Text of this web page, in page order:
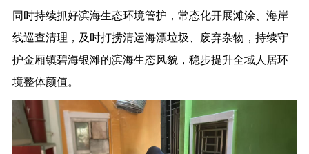
同时持续抓好滨海生态环境管护，常态化开展滩涂、海岸
线巡查清理，及时打捞清运海漂垃圾、废弃杂物，持续守
护金厢镇碧海银滩的滨海生态风貌，稳步提升全域人居环
境整体颜值。